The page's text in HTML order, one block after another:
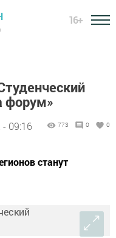
16+
форум»
- 09:16 773 0 0
станут